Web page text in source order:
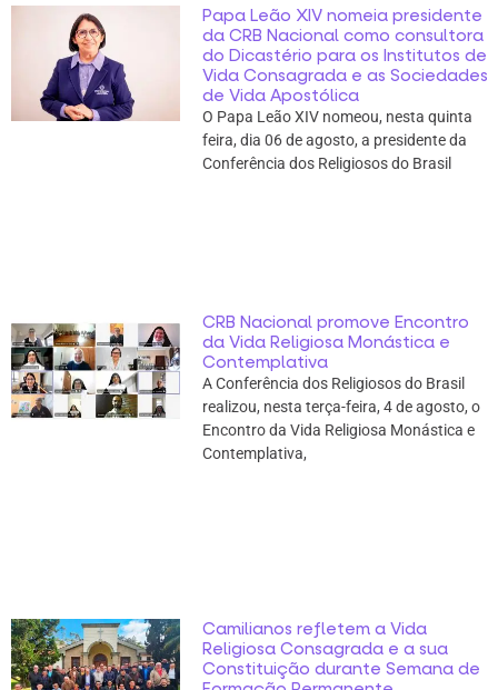
Papa Leão XIV nomeia presidente
da CRB Nacional como consultora
do Dicastério para os Institutos de
Vida Consagrada e as Sociedades
de Vida Apostólica
O Papa Leão XIV nomeou, nesta quinta
feira, dia 06 de agosto, a presidente da
Conferência dos Religiosos do Brasil
CRB Nacional promove Encontro
da Vida Religiosa Monástica e
Contemplativa
A Conferência dos Religiosos do Brasil
realizou, nesta terça-feira, 4 de agosto, o
Encontro da Vida Religiosa Monástica e
Contemplativa,
Camilianos refletem a Vida
Religiosa Consagrada e a sua
Constituição durante Semana de